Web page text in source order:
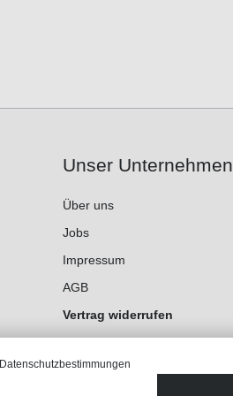
Unser Unternehmen
Über uns
Jobs
Impressum
AGB
Vertrag widerrufen
Datenschutz
Cookie-Einstellungen
Datenschutzbestimmungen